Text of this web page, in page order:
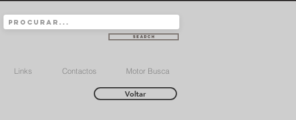
Search
Links Contactos Motor Busca
Voltar